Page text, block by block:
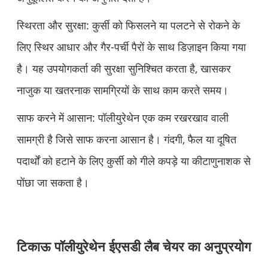
स्थिरता और सुरक्षा: कुर्सी को फिसलने या पलटने से रोकने के
लिए स्थिर आधार और गैर-पर्ची पैरों के साथ डिज़ाइन किया गया
है। यह उपयोगकर्ता की सुरक्षा सुनिश्चित करता है, खासकर
नाजुक या खतरनाक सामग्रियों के साथ काम करते समय।
साफ करने में आसान: पॉलीयुरेथेन एक कम रखरखाव वाली
सामग्री है जिसे साफ करना आसान है। गंदगी, फैल या दूषित
पदार्थों को हटाने के लिए कुर्सी को गीले कपड़े या कीटाणुनाशक से
पोंछा जा सकता है।
टिकाऊ पॉलीयुरेथेन ईएसडी लैब चेयर का अनुप्रयोग